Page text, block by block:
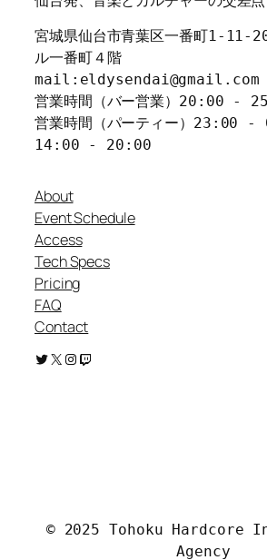
宮城県仙台市青葉区一番町1-11-
ル一番町４階
mail:eldysendai@gmail.com
営業時間（バー営業）20:00 -
営業時間（パーティー）23:00
14:00 - 20:00
About
Event Schedule
Access
Tech Specs
Pricing
FAQ
Contact
Twitter
X Instagram
Twitch
© 2025 Tohoku Hardcore
Agency